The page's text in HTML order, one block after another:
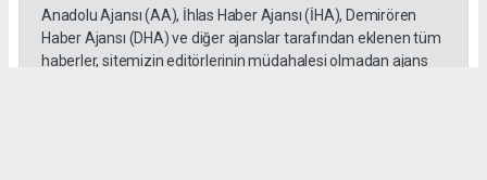
Anadolu Ajansı (AA), İhlas Haber Ajansı (İHA), Demirören
Haber Ajansı (DHA) ve diğer ajanslar tarafından eklenen tüm
haberler, sitemizin editörlerinin müdahalesi olmadan ajans